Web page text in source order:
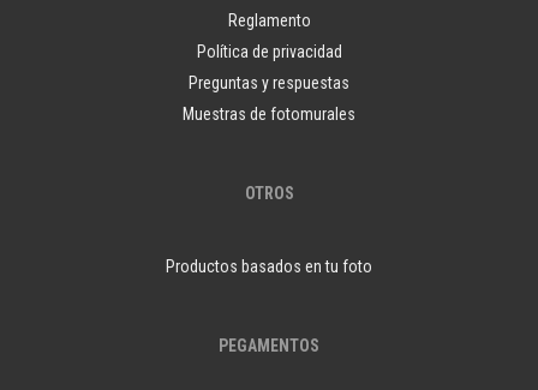
Reglamento
Política de privacidad
Preguntas y respuestas
Muestras de fotomurales
OTROS
Productos basados en tu foto
PEGAMENTOS